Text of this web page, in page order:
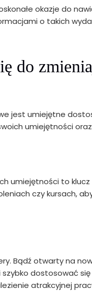
okazje do
o takich
do
jest umiejętne
umiejętności
umiejętności to
czy kursach,
Bądź otwarty na
dostosować
atrakcyjnej